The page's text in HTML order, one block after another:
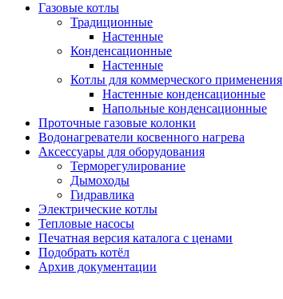
Газовые котлы
Традиционные
Настенные
Конденсационные
Настенные
Котлы для коммерческого применения
Настенные конденсационные
Напольные конденсационные
Проточные газовые колонки
Водонагреватели косвенного нагрева
Аксессуары для оборудования
Терморегулирование
Дымоходы
Гидравлика
Электрические котлы
Тепловые насосы
Печатная версия каталога с ценами
Подобрать котёл
Архив документации